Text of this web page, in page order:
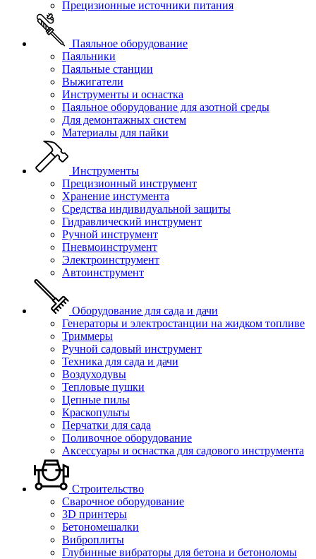
Прецизионные источники питания
Паяльное оборудование
Паяльники
Паяльные станции
Выжигатели
Инструменты и оснастка
Паяльное оборудование для азотной среды
Для демонтажных систем
Материалы для пайки
Инструменты
Прецизионный инструмент
Хранение инстумента
Средства индивидуальной защиты
Гидравлический инструмент
Ручной инструмент
Пневмоинструмент
Электроинструмент
Автоинструмент
Оборудование для сада и дачи
Генераторы и электростанции на жидком топливе
Триммеры
Ручной садовый инструмент
Техника для сада и дачи
Воздуходувы
Тепловые пушки
Цепные пилы
Краскопульты
Перчатки для сада
Поливочное оборудование
Аксессуары и оснастка для садового инструмента
Строительство
Сварочное оборудование
3D принтеры
Бетономешалки
Виброплиты
Глубинные вибраторы для бетона и бетоноломы